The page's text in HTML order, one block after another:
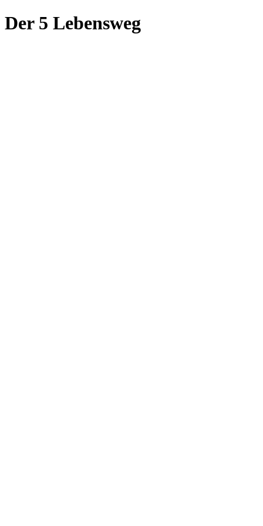
Der 5 Lebensweg